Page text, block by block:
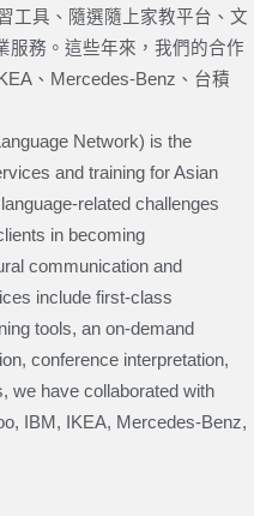
工具、隨選隨上家教平台、文
服務。這些年來，我們的合作
、Mercedes-Benz、台積
Network) is the
and training for Asian
related challenges
in becoming
communication and
include first-class
tools, an on-demand
conference interpretation,
we have collaborated with
IBM, IKEA, Mercedes-Benz,